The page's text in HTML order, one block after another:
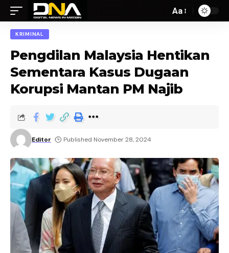
Aa
KRIMINAL
Pengdilan Malaysia Hentikan
Sementara Kasus Dugaan
Korupsi Mantan PM Najib
Editor Published November 28, 2024